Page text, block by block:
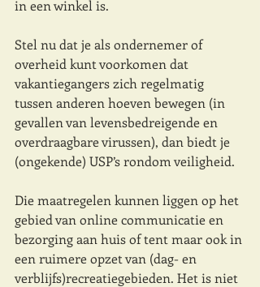
in een winkel is.
Stel nu dat je als ondernemer of
overheid kunt voorkomen dat
vakantiegangers zich regelmatig
tussen anderen hoeven bewegen (in
gevallen van levensbedreigende en
overdraagbare virussen), dan biedt je
(ongekende) USP’s rondom veiligheid.
Die maatregelen kunnen liggen op het
gebied van online communicatie en
bezorging aan huis of tent maar ook in
een ruimere opzet van (dag- en
verblijfs)recreatiegebieden. Het is niet